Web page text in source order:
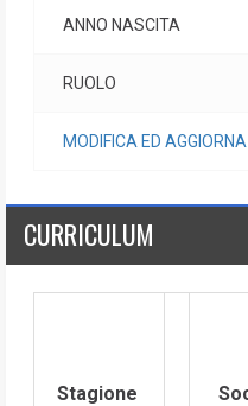
ANNO NASCITA
RUOLO
MODIFICA ED AGGIORNA
CURRICULUM
Stagione